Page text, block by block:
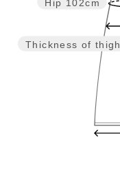
Thickness of thigh
Hip 102cm